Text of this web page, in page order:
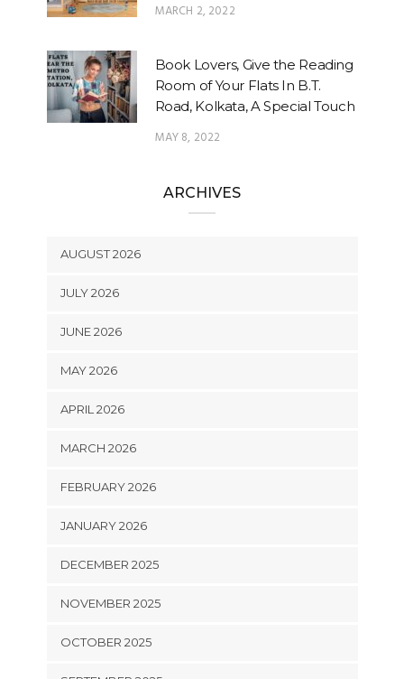
MARCH 2, 2022
Book Lovers, Give the Reading
Room of Your Flats In B.T.
Road, Kolkata, A Special Touch
MAY 8, 2022
ARCHIVES
AUGUST 2026
JULY 2026
JUNE 2026
MAY 2026
APRIL 2026
MARCH 2026
FEBRUARY 2026
JANUARY 2026
DECEMBER 2025
NOVEMBER 2025
OCTOBER 2025